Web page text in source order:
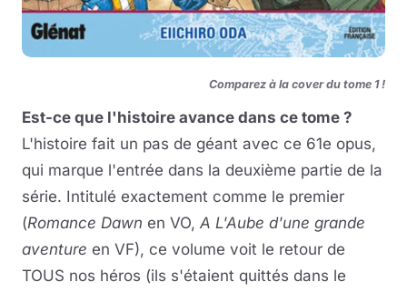
Comparez à la cover du tome 1 !
Est-ce que l'histoire avance dans ce tome ?
L'histoire fait un pas de géant avec ce 61e opus,
qui marque l'entrée dans la deuxième partie de la
série. Intitulé exactement comme le premier
(Romance Dawn en VO, A L'Aube d'une grande
aventure en VF), ce volume voit le retour de
TOUS nos héros (ils s'étaient quittés dans le